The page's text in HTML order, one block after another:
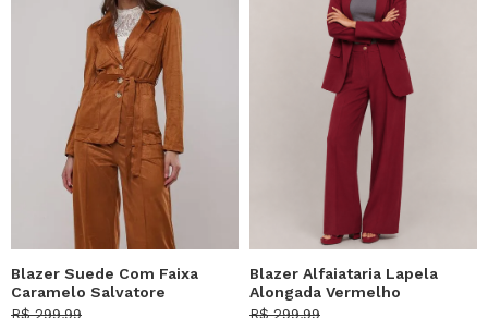
Blazer Suede Com Faixa
Caramelo Salvatore
R$ 299,99
Blazer Alfaiataria Lapela
Alongada Vermelho
Salvatore
R$ 299,99